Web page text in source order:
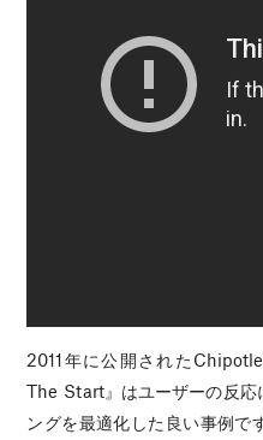
2011年に公開された
The Start』はユーザーの反応
ングを最適化した良い事例で